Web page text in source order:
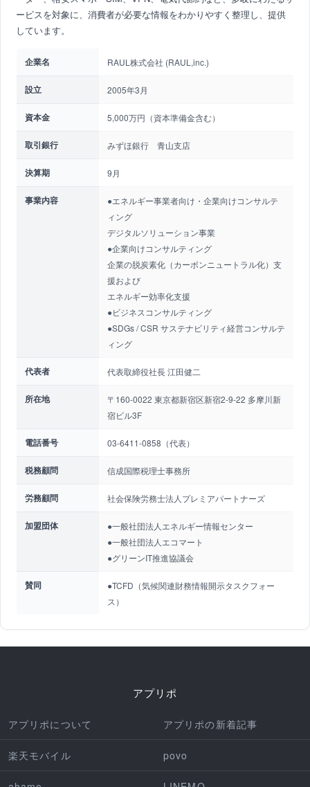
ービスを対象に、消費者が必要な情報をわかりやすく整理し、提供
しています。
企業名 RAUL株式会社 (RAUL,inc.)
設立 2005年3月
資本金 5,000万円（資本準備金含む）
取引銀行 みずほ銀行 青山支店
決算期 9月
事業内容
●エネルギー事業者向け・企業向けコンサルテ
ィング
デジタルソリューション事業
●企業向けコンサルティング
企業の脱炭素化（カーボンニュートラル化）支
援および
エネルギー効率化支援
●ビジネスコンサルティング
●SDGs / CSR サステナビリティ経営コンサルテ
ィング
代表者 代表取締役社長 江田健二
所在地
〒160-0022 東京都新宿区新宿2-9-22 多摩川新
宿ビル3F
電話番号 03-6411-0858（代表）
税務顧問 信成国際税理士事務所
労務顧問 社会保険労務士法人プレミアパートナーズ
加盟団体
●一般社団法人エネルギー情報センター
●一般社団法人エコマート
●グリーンIT推進協議会
賛同
●TCFD（気候関連財務情報開示タスクフォー
ス）
アプリポ
アプリポについて アプリポの新着記事
楽天モバイル povo